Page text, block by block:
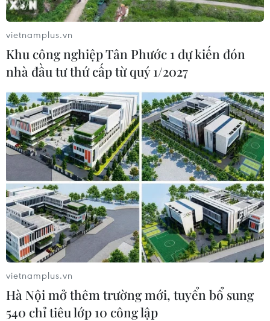
vietnamplus.vn
Khu công nghiệp Tân Phước 1 dự kiến đón
nhà đầu tư thứ cấp từ quý 1/2027
vietnamplus.vn
Hà Nội mở thêm trường mới, tuyển bổ sung
540 chỉ tiêu lớp 10 công lập